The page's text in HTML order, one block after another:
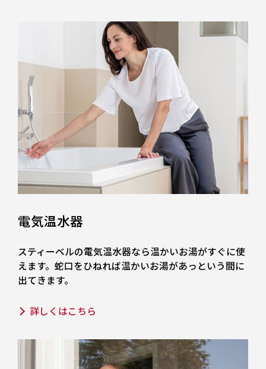
電気温水器
スティーベルの電気温水器なら温かいお湯がすぐに使
えます。蛇口をひねれば温かいお湯があっという間に
出てきます。
詳しくはこちら